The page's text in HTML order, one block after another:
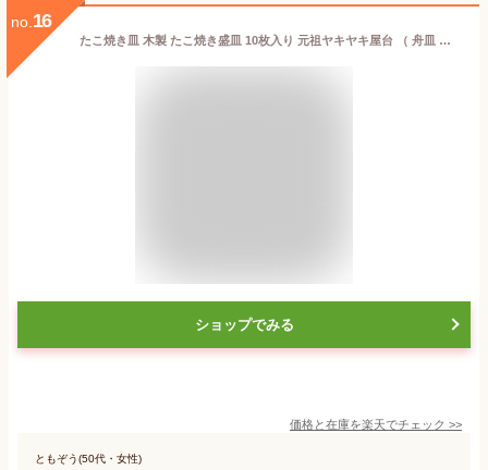
no. 16
たこ焼き皿 木製 たこ焼き盛皿 10枚入り 元祖ヤキヤキ屋台 （ 舟皿 経木舟皿 屋台風 使い捨て たこ焼き用 たこ焼き 皿 たこ焼き盛り皿 盛皿 経木舟 消耗品 木製 トレイ トレー 屋台小物 粉もの道具 お持ち帰り用 ）
ショップでみる
価格と在庫を楽天でチェック >>
ともぞう(50代・女性)